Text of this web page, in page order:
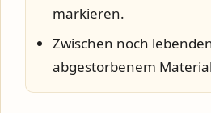
markieren.
Zwischen noch
abgestorbenem